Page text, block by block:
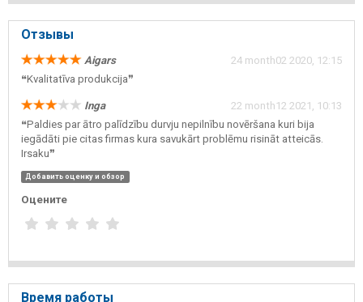
Отзывы
Aigars
24 month02 2020, 12:15
❝Kvalitatīva produkcija❞
Inga
22 month12 2021, 10:13
❝Paldies par ātro palīdzību durvju nepilnību novēršana kuri bija
iegādāti pie citas firmas kura savukārt problēmu risināt atteicās.
Irsaku❞
Добавить оценку и обзор
Оцените
Время работы